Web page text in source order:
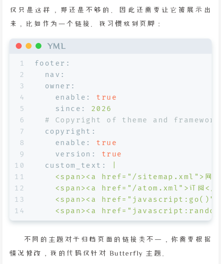
仅只是这样，那还是不够的。因此还需要让它被展示出
来，比如作为一个链接。我习惯放到页脚：
YML
1
2
3
4
5
6
7
8
9
10
11
12
13
14
footer:
nav:
owner:
enable:
true
since:
2026
# Copyright of theme and framework
copyright:
enable:
true
version:
true
custom_text:
<span><a href="/sitemap.xml">网
<span><a href="/atom.xml">订阅</
<span><a href="javascript:go()">
<span><a
不同的主题对于归档页面的链接类不一，你需要根据
情况修改，我的代码仅针对 Butterfly 主题。